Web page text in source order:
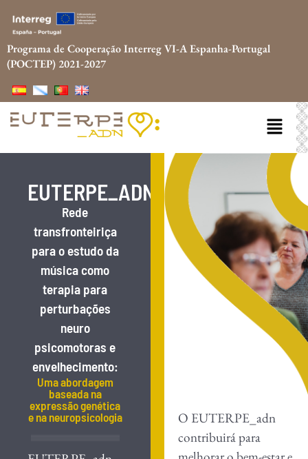
Programa de Cooperação Interreg VI-A Espanha-Portugal
(POCTEP) 2021-2027
EUTERPE_ADN
Rede
transfronteiriça
para o estudo da
música como
terapia para
perturbações
neuro
psicomotoras e
envelhecimento:
Uma abordagem
baseada na
expressão genética
e na neuropsicologia
O EUTERPE_adn
contribuirá para